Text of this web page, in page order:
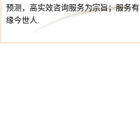
预测，高实效咨询服务为宗旨；服务有
缘今世人.